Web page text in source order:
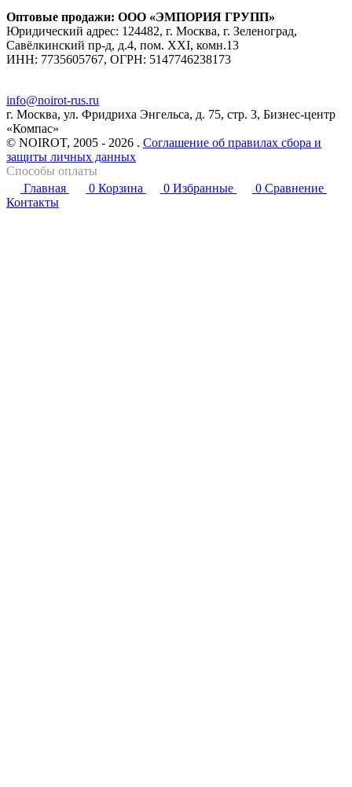
Оптовые продажи: ООО «ЭМПОРИЯ ГРУПП»
Юридический адрес: 124482, г. Москва, г. Зеленоград,
Савёлкинский пр-д, д.4, пом. XXI, комн.13
ИНН: 7735605767, ОГРН: 5147746238173
info@noirot-rus.ru
г. Москва, ул. Фридриха Энгельса, д. 75, стр. 3, Бизнес-центр
«Компас»
© NOIROT, 2005 - 2026 . Соглашение об правилах сбора и
защиты личных данных
Способы оплаты
Главная
0 Корзина 0 Избранные 0 Сравнение
Контакты